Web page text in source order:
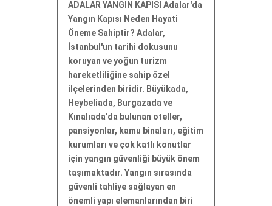
ADALAR YANGIN KAPISI Adalar'da
Yangın Kapısı Neden Hayati
Öneme Sahiptir? Adalar,
İstanbul'un tarihi dokusunu
koruyan ve yoğun turizm
hareketliliğine sahip özel
ilçelerinden biridir. Büyükada,
Heybeliada, Burgazada ve
Kınalıada'da bulunan oteller,
pansiyonlar, kamu binaları, eğitim
kurumları ve çok katlı konutlar
için yangın güvenliği büyük önem
taşımaktadır. Yangın sırasında
güvenli tahliye sağlayan en
önemli yapı elemanlarından biri